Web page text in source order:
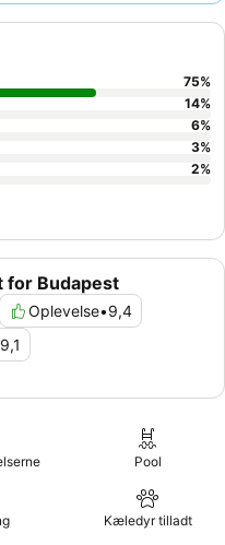
drikkevarer hele dagen.
for Budapest
Oplevelse•9,4
9,1
75%
14%
6%
3%
2%
Pool
Kæledyr tilladt